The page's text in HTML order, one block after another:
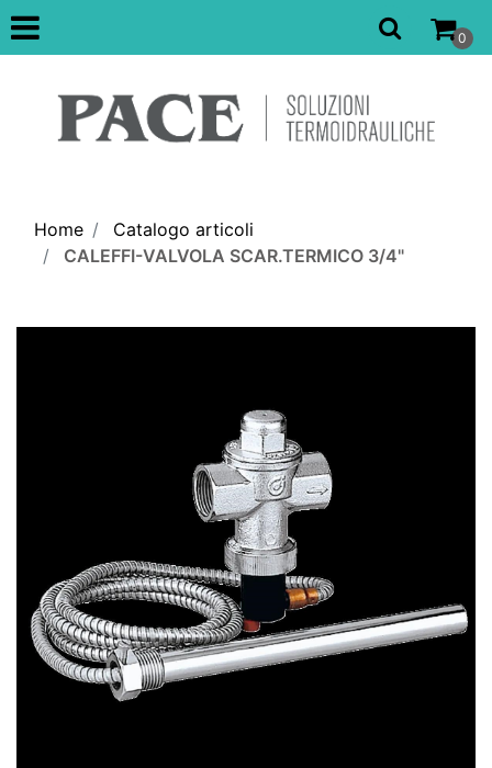
Open
0
Home
Catalogo articoli
CALEFFI-VALVOLA SCAR.TERMICO 3/4"